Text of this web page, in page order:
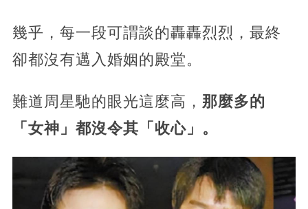
幾乎，每一段可謂談的轟轟烈烈，最終
卻都沒有邁入婚姻的殿堂。
難道周星馳的眼光這麼高， 那麼多的
「女神」都沒令其「收心」。